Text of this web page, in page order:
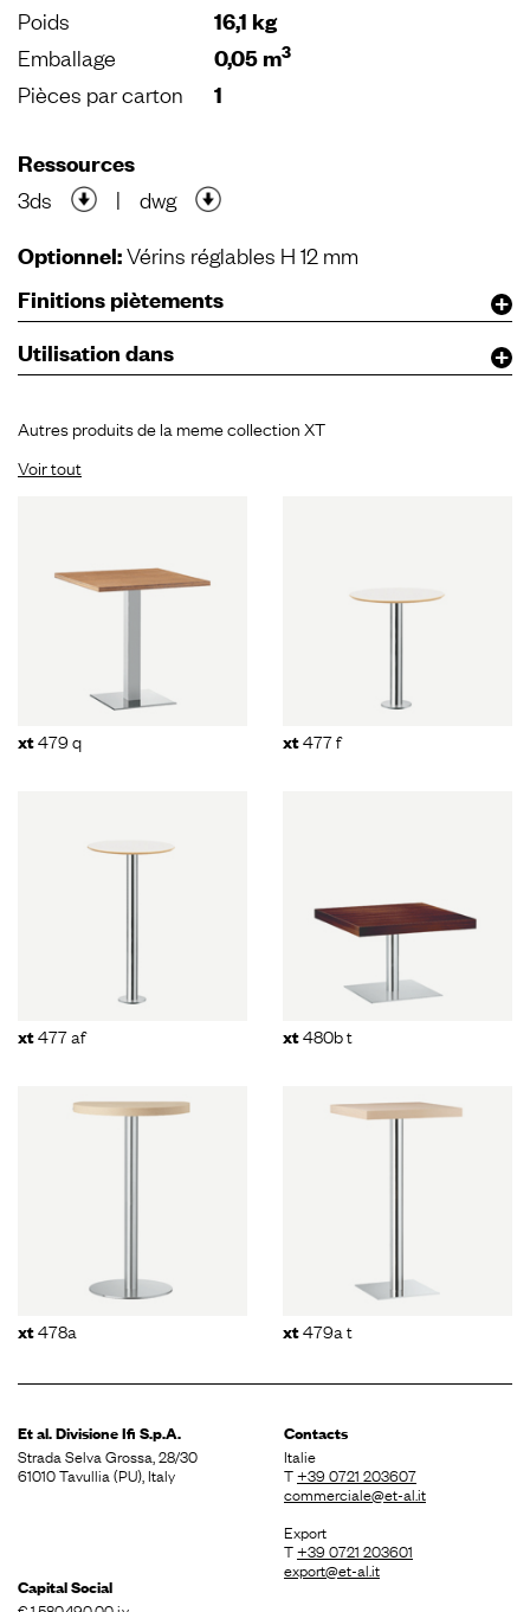
Poids 16,1 kg
Emballage 0,05 m3
Pièces par carton 1
Ressources
3ds | dwg
Optionnel:Vérins réglables H 12 mm
Finitions piètements
Utilisation dans
Autres produits de la meme collection XT
Voir tout
xt479 q xt477 f
xt477 af xt480b t
xt478a xt479a t
Et al. DivisioneIfi S.p.A.
Strada Selva Grossa, 28/30
61010 Tavullia (PU), Italy
Capital Social
Contacts
Italie
T+39 0721 203607
commerciale@et-al.it
Export
T+39 0721 203601
export@et-al.it